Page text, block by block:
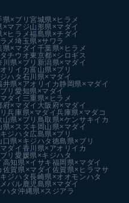
県×ブリ宮城県×ヒラメ
×マアジ山形県×マダイ
×ヒラメ福島県×チダイ
メ埼玉県×サワラ
県×マダイ 千葉県×ヒラメ
チウオ東京都×シロギス
川県×ブリ 新潟県×マダイ
リイカ富山県×ブリ
ハタ 石川県×マダイ
井県×アオリイカ静岡県×マダイ
リ愛知県×マダイ
ダイ 三重県×ヒラメ
府×マダイ 大阪府×マダイ
兵庫県×マダイ兵庫県×マダコ
山県×ブリ 鳥取県×ケンサキイカ
県×スズキ 岡山県×マダイ
ジハタ 広島県×ブリ
口県×キジハタ 徳島県×ブリ
ダイ 香川県×アオリイカ
リ愛媛県×キジハタ
高知県×イサキ福岡県×マダイ
佐賀県×マダイ 佐賀県×ヒラマサ
ジハタ長崎県×オオモンハタ
バル 鹿児島県×マダイ
ハタ沖縄県×スジアラ